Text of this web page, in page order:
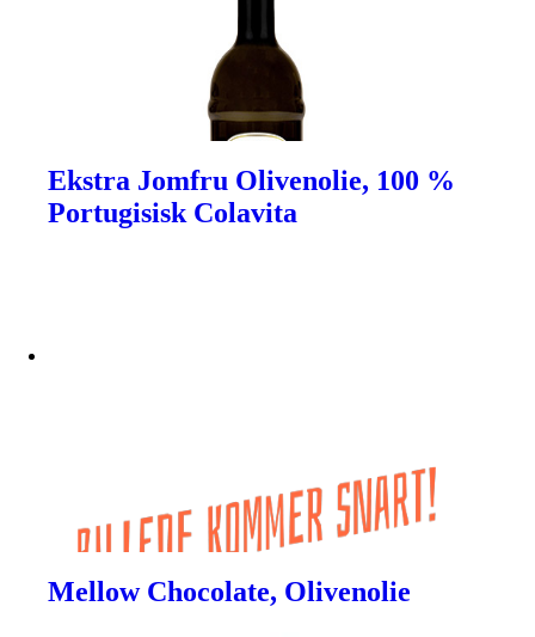
Ekstra Jomfru Olivenolie, 100 %
Portugisisk Colavita
Mellow Chocolate, Olivenolie